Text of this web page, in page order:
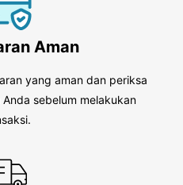
Aman
yang aman dan periksa
sebelum melakukan